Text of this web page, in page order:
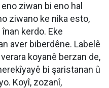
ziwan bi eno hal
ziwano ke nika esto,
kerdo. Eke
aver biberdêne. Labelê
koyanê berzan de,
bi şaristanan û
Koyî, zozanî,